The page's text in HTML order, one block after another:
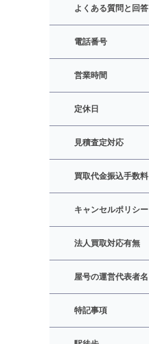
よくある質問と回答
電話番号
営業時間
定休日
見積査定対応
買取代金振込手数料
キャンセルポリシー
法人買取対応有無
屋号の運営代表者名
特記事項